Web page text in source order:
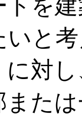
トを
いと
に対
また